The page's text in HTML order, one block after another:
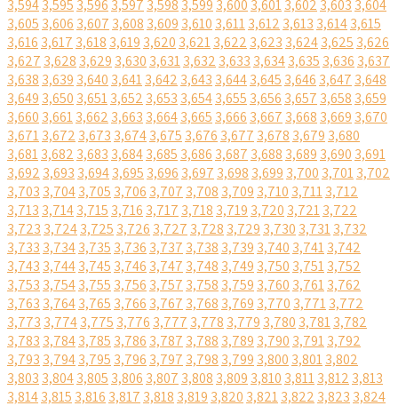
3,5943,595 3,596 3,597 3,598 3,599 3,600 3,6013,602 3,603 3,604
3,605 3,606 3,607 3,608 3,609 3,610 3,6113,612 3,613 3,6143,615
3,616 3,617 3,618 3,619 3,620 3,6213,622 3,623 3,6243,625 3,626
3,627 3,628 3,629 3,630 3,6313,632 3,633 3,6343,635 3,636 3,637
3,638 3,639 3,640 3,6413,642 3,643 3,6443,645 3,646 3,647 3,648
3,649 3,650 3,6513,652 3,653 3,6543,655 3,656 3,657 3,658 3,659
3,660 3,6613,662 3,663 3,6643,665 3,666 3,667 3,668 3,669 3,670
3,6713,672 3,673 3,6743,675 3,676 3,677 3,678 3,679 3,680
3,6813,682 3,683 3,6843,685 3,686 3,687 3,688 3,689 3,690 3,691
3,692 3,693 3,6943,695 3,696 3,697 3,698 3,699 3,700 3,7013,702
3,703 3,7043,705 3,706 3,707 3,708 3,709 3,710 3,7113,712
3,713 3,7143,715 3,716 3,717 3,718 3,719 3,720 3,7213,722
3,723 3,7243,725 3,726 3,727 3,728 3,729 3,730 3,7313,732
3,733 3,7343,735 3,736 3,737 3,738 3,739 3,740 3,7413,742
3,743 3,7443,745 3,746 3,747 3,748 3,749 3,750 3,7513,752
3,753 3,7543,755 3,756 3,757 3,758 3,759 3,760 3,7613,762
3,763 3,7643,765 3,766 3,767 3,768 3,769 3,770 3,7713,772
3,773 3,7743,775 3,776 3,777 3,778 3,779 3,780 3,7813,782
3,783 3,7843,785 3,786 3,787 3,788 3,789 3,790 3,7913,792
3,793 3,7943,795 3,796 3,797 3,798 3,799 3,800 3,8013,802
3,803 3,8043,805 3,806 3,807 3,808 3,809 3,810 3,8113,812 3,813
3,8143,815 3,816 3,817 3,818 3,819 3,820 3,8213,822 3,823 3,824